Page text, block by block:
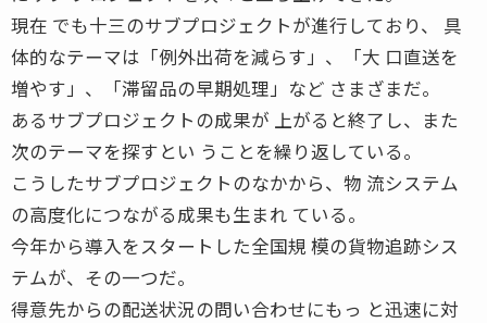
現在 でも十三のサブプロジェクトが進行しており、 具
体的なテーマは「例外出荷を減らす」、「大 口直送を
増やす」、「滞留品の早期処理」など さまざまだ。
あるサブプロジェクトの成果が 上がると終了し、また
次のテーマを探すとい うことを繰り返している。
こうしたサブプロジェクトのなかから、物 流システム
の高度化につながる成果も生まれ ている。
今年から導入をスタートした全国規 模の貨物追跡シス
テムが、その一つだ。
得意先からの配送状況の問い合わせにもっ と迅速に対